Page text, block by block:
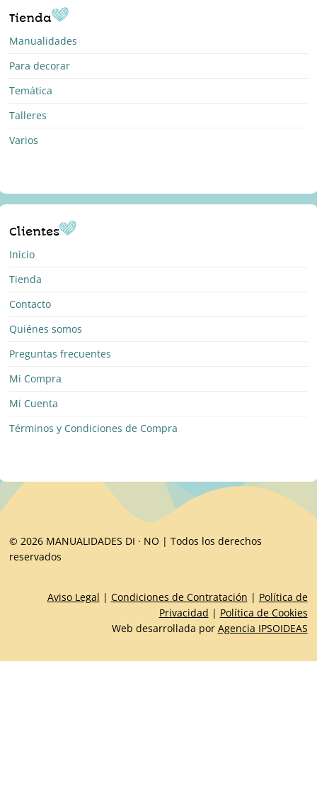
Tienda
Manualidades
Para decorar
Temática
Talleres
Varios
Clientes
Inicio
Tienda
Contacto
Quiénes somos
Preguntas frecuentes
Mi Compra
Mi Cuenta
Términos y Condiciones de Compra
© 2026 MANUALIDADES DI · NO | Todos los derechos
reservados
Aviso Legal | Condiciones de Contratación | Política de
Privacidad | Política de Cookies
Web desarrollada por Agencia IPSOIDEAS